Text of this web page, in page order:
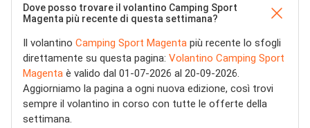
Dove posso trovare il volantino Camping Sport
Magenta più recente di questa settimana?
Il volantino Camping Sport Magenta più recente lo sfogli
direttamente su questa pagina: Volantino Camping Sport
Magenta è valido dal 01-07-2026 al 20-09-2026.
Aggiorniamo la pagina a ogni nuova edizione, così trovi
sempre il volantino in corso con tutte le offerte della
settimana.